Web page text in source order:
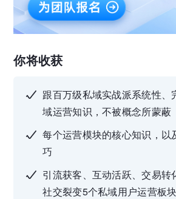
你将收获
跟百万级私域实战派系统性、
域运营知识，不被概念所蒙蔽
每个运营模块的核心知识，以
巧
引流获客、互动活跃、交易转
社交裂变5个私域用户运营板块